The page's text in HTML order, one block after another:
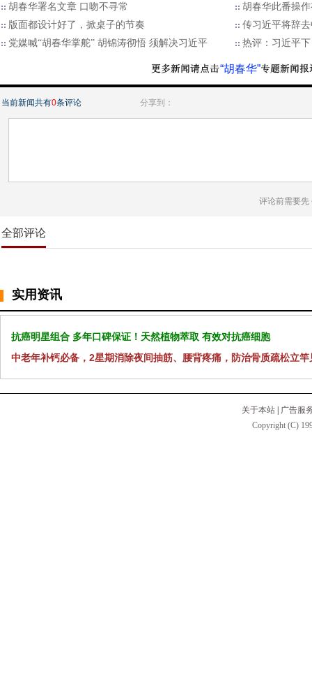
胡春华署名文章 口吻不寻常
胡春华此番操
版面都设计好了，掀桌子的节奏
传习近平将辞
党媒喊“胡春华掌舵” 胡锦涛彻悟 须解决习近平
热评：习近平
“胡春华”
当前新闻共有0条评论 分享到：
评论前需要先
全部评论
实用资讯
抗癌明星组合 多年口碑保证！天然植物萃取 有效对抗癌细胞
中老年补钙必备，2星期消除夜间抽筋、腰背疼痛，防治骨质疏松立竿
关于本站
广告服
Copyright (C)